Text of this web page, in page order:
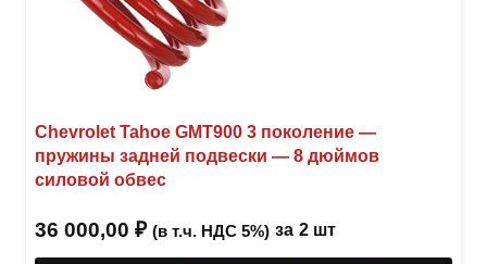
Chevrolet Tahoe GMT900 3 поколение —
пружины задней подвески — 8 дюймов
силовой обвес
36 000,00 ₽ (в т.ч. НДС 5%) за 2 шт